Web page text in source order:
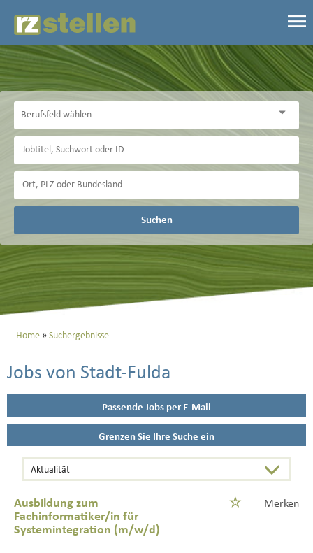
Suchen
Home Suchergebnisse
Jobs von Stadt-Fulda
Passende Jobs per E-Mail
Grenzen Sie Ihre Suche ein
Ausbildung zum
Fachinformatiker/in für
Systemintegration (m/w/d)
Merken